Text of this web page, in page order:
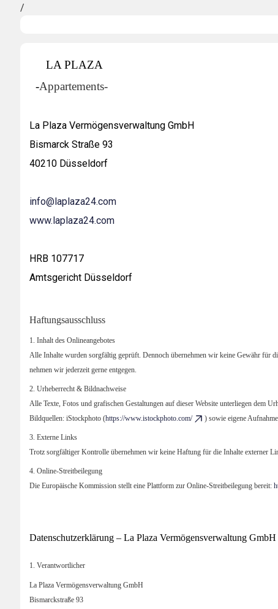
/
LA PLAZA
-Appartements-
La Plaza Vermögensverwaltung GmbH
Bismarck Straße 93
40210 Düsseldorf
info@laplaza24.com
www.laplaza24.com
HRB 107717
Amtsgericht Düsseldorf
Haftungsausschluss
1. Inhalt des Onlineangebotes
Alle Inhalte wurden sorgfältig geprüft. Dennoch übernehmen wir keine Gewähr für
nehmen wir jederzeit gerne entgegen.
2. Urheberrecht & Bildnachweise
Alle Texte, Fotos und grafischen Gestaltungen auf dieser Website unterliegen dem
Bildquellen: iStockphoto (https://www.istockphoto.com/ ) sowie eigene
3. Externe Links
Trotz sorgfältiger Kontrolle übernehmen wir keine Haftung für die Inhalte externer
4. Online-Streitbeilegung
Die Europäische Kommission stellt eine Plattform zur Online-Streitbeilegung bereit:
Datenschutzerklärung – La Plaza Vermögensverwaltung GmbH
1. Verantwortlicher
La Plaza Vermögensverwaltung GmbH
Bismarckstraße 93